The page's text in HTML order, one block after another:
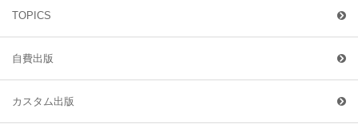
TOPICS
自費出版
カスタム出版